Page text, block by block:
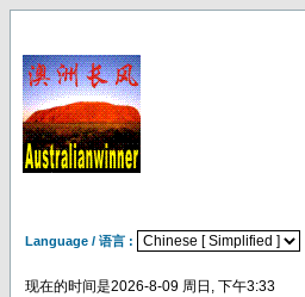
Language / 语言 :
现在的时间是2026-8-09 周日, 下午3:33